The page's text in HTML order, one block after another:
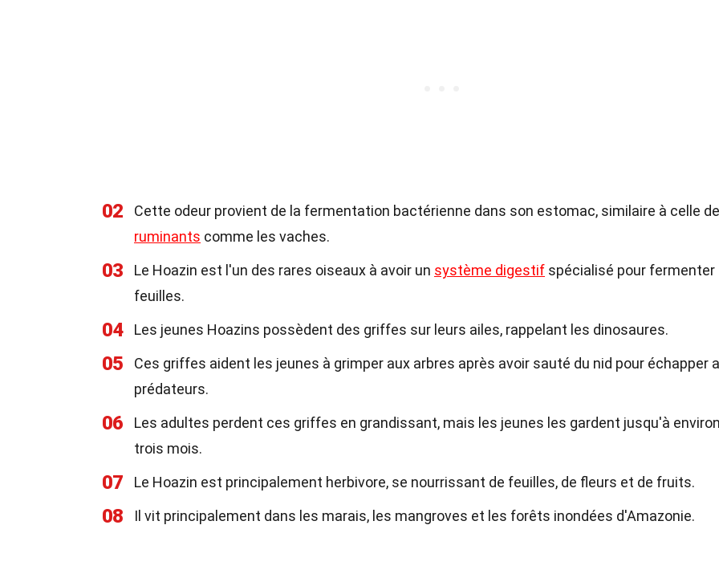
02
Cette odeur provient de la fermentation bactérienne dans son estomac, similaire à celle
ruminants comme les vaches.
03 Le Hoazin est l'un des rares oiseaux à avoir un système digestif spécialisé pour fermenter
feuilles.
04 Les jeunes Hoazins possèdent des griffes sur leurs ailes, rappelant les dinosaures.
05
Ces griffes aident les jeunes à grimper aux arbres après avoir sauté du nid pour échapper
prédateurs.
06
Les adultes perdent ces griffes en grandissant, mais les jeunes les gardent jusqu'à
trois mois.
07 Le Hoazin est principalement herbivore, se nourrissant de feuilles, de fleurs et de fruits.
08 Il vit principalement dans les marais, les mangroves et les forêts inondées d'Amazonie.